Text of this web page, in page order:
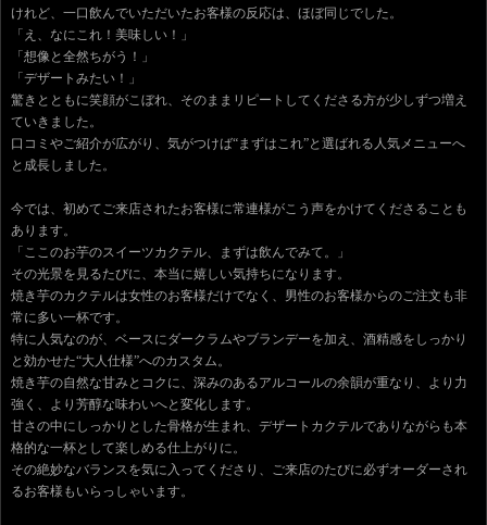
けれど、一口飲んでいただいたお客様の反応は、ほぼ同じでした。
「え、なにこれ！美味しい！」
「想像と全然ちがう！」
「デザートみたい！」
驚きとともに笑顔がこぼれ、そのままリピートしてくださる方が少しずつ増え
ていきました。
口コミやご紹介が広がり、気がつけば“まずはこれ”と選ばれる人気メニューへ
と成長しました。
今では、初めてご来店されたお客様に常連様がこう声をかけてくださることも
あります。
「ここのお芋のスイーツカクテル、まずは飲んでみて。」
その光景を見るたびに、本当に嬉しい気持ちになります。
焼き芋のカクテルは女性のお客様だけでなく、男性のお客様からのご注文も非
常に多い一杯です。
特に人気なのが、ベースにダークラムやブランデーを加え、酒精感をしっかり
と効かせた“大人仕様”へのカスタム。
焼き芋の自然な甘みとコクに、深みのあるアルコールの余韻が重なり、より力
強く、より芳醇な味わいへと変化します。
甘さの中にしっかりとした骨格が生まれ、デザートカクテルでありながらも本
格的な一杯として楽しめる仕上がりに。
その絶妙なバランスを気に入ってくださり、ご来店のたびに必ずオーダーされ
るお客様もいらっしゃいます。